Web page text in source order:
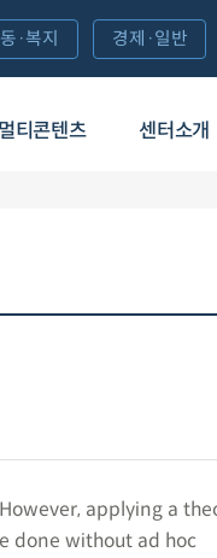
멀티콘텐츠 센터소개
·복지 경제·일반
applying a
done without ad hoc